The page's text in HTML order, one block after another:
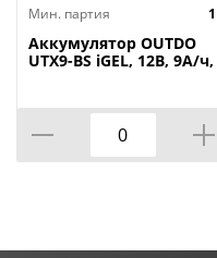
Мин. партия
1
Аккумулятор OUTDO
UTX9-BS iGEL, 12В, 9А/ч,